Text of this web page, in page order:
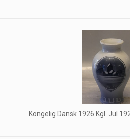
Kongelig Dansk 1926 Kgl. Jul